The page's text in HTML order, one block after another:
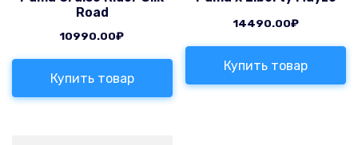
Road
10990.00₽
Купить товар
14490.00₽
Купить товар